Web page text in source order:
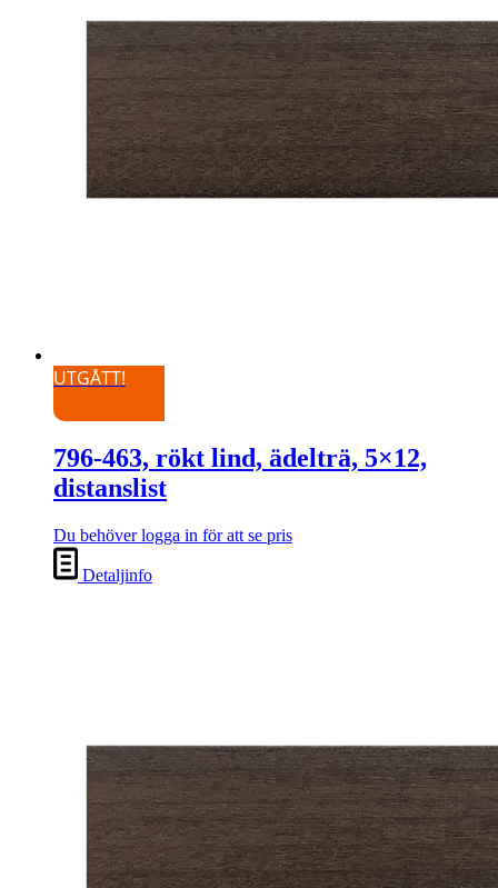
UTGÅTT!
796-463, rökt lind, ädelträ, 5×12,
distanslist
Du behöver logga in för att se pris
Detaljinfo